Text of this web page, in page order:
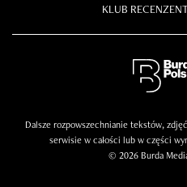
KLUB
Dalsze rozpowszechnianie tekstów,
serwisie w całości lub w części
© 2026 Burda